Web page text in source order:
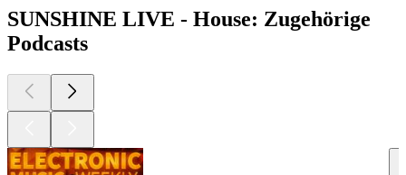
SUNSHINE LIVE - House: Zugehörige
Podcasts